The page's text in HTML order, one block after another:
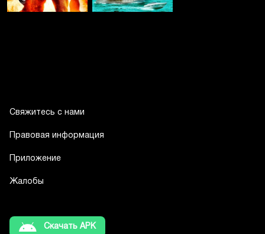
Свяжитесь с нами
Правовая информация
Приложение
Жалобы
Скачать APK